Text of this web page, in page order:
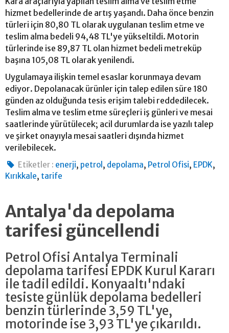
hizmet bedellerinde de artış yaşandı. Daha önce benzin
türleri için 80,80 TL olarak uygulanan teslim etme ve
teslim alma bedeli 94,48 TL'ye yükseltildi. Motorin
türlerinde ise 89,87 TL olan hizmet bedeli metreküp
başına 105,08 TL olarak yenilendi.
Uygulamaya ilişkin temel esaslar korunmaya devam
ediyor. Depolanacak ürünler için talep edilen süre 180
günden az olduğunda tesis erişim talebi reddedilecek.
Teslim alma ve teslim etme süreçleri iş günleri ve mesai
saatlerinde yürütülecek; acil durumlarda ise yazılı talep
ve şirket onayıyla mesai saatleri dışında hizmet
verilebilecek.
Etiketler : enerji, petrol , depolama, Petrol Ofisi, EPDK,
Kırıkkale, tarife
Antalya'da depolama
tarifesi güncellendi
Petrol Ofisi Antalya Terminali
depolama tarifesi EPDK Kurul Kararı
ile tadil edildi. Konyaaltı'ndaki
tesiste günlük depolama bedelleri
benzin türlerinde 3,59 TL'ye,
motorinde ise 3,93 TL'ye çıkarıldı.